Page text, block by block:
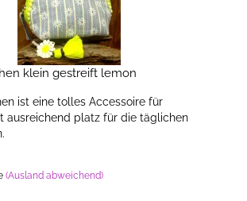
klein gestreift lemon
ist eine tolles Accessoire für
ausreichend platz für die täglichen
(Ausland abweichend)